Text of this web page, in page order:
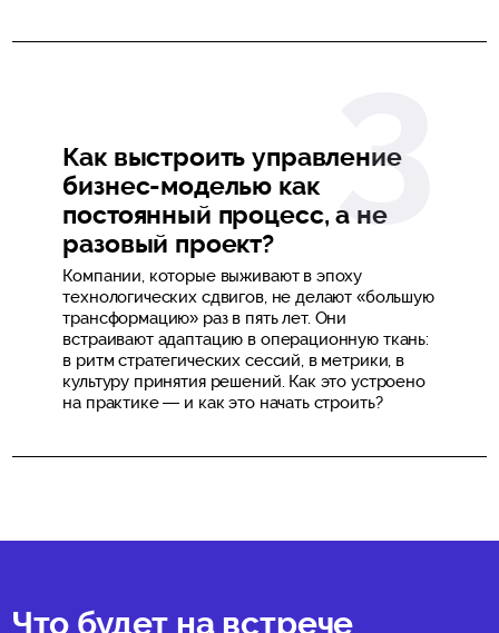
Как выстроить управление
бизнес-моделью как
постоянный процесс, а не
разовый проект?
Компании, которые выживают в эпоху
технологических сдвигов, не делают «большую
трансформацию» раз в пять лет. Они
встраивают адаптацию в операционную ткань:
в ритм стратегических сессий, в метрики, в
культуру принятия решений. Как это устроено
на практике — и как это начать строить?
Что будет на встрече